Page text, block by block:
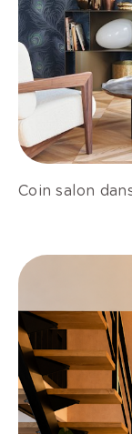
Coin salon